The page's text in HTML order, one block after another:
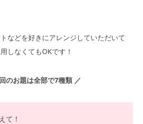
などを好きにアレンジしていただいて
しなくてもOKです！
のお題は全部で7種類 ／
て！